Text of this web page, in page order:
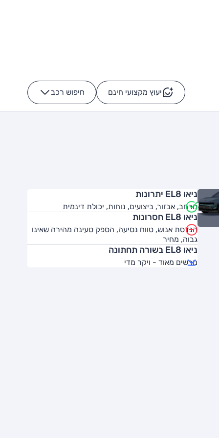
יעוץ מקצועי חינם חיפוש רכב -
ניאו EL8 יתרונות
מרחב, אבזור, ביצועים, נוחות, יכולת דינמית
ניאו EL8 חסרונות
הנדסת אנוש, טווח נסיעה, הספק טעינה מהירה שאינו
גבוה, מחיר
ניאו EL8 בשורה תחתונה
מרשים מאוד - ויקר מדי